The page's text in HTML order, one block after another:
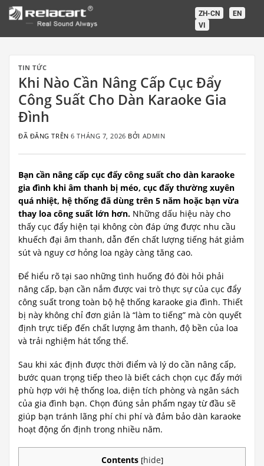
Chuyển
đến
nội
ZH-CN
EN
VI
TIN TỨC
Khi Nào Cần Nâng Cấp Cục Đẩy
Công Suất Cho Dàn Karaoke Gia
Đình
ĐÃ ĐĂNG TRÊN6 THÁNG 7, 2026 BỞI ADMIN
Bạn cần nâng cấp cục đẩy công suất cho dàn karaoke
gia đình khi âm thanh bị méo, cục đẩy thường xuyên
quá nhiệt, hệ thống đã dùng trên 5 năm hoặc bạn vừa
thay loa công suất lớn hơn. Những dấu hiệu này cho
thấy cục đẩy hiện tại không còn đáp ứng được nhu cầu
khuếch đại âm thanh, dẫn đến chất lượng tiếng hát giảm
sút và nguy cơ hỏng loa ngày càng tăng cao.
Để hiểu rõ tại sao những tình huống đó đòi hỏi phải
nâng cấp, bạn cần nắm được vai trò thực sự của cục đẩy
công suất trong toàn bộ hệ thống karaoke gia đình. Thiết
bị này không chỉ đơn giản là “làm to tiếng” mà còn quyết
định trực tiếp đến chất lượng âm thanh, độ bền của loa
và trải nghiệm hát tổng thể.
Sau khi xác định được thời điểm và lý do cần nâng cấp,
bước quan trọng tiếp theo là biết cách chọn cục đẩy mới
phù hợp với hệ thống loa, diện tích phòng và ngân sách
của gia đình bạn. Chọn đúng sản phẩm ngay từ đầu sẽ
giúp bạn tránh lãng phí chi phí và đảm bảo dàn karaoke
hoạt động ổn định trong nhiều năm.
Contents [hide]